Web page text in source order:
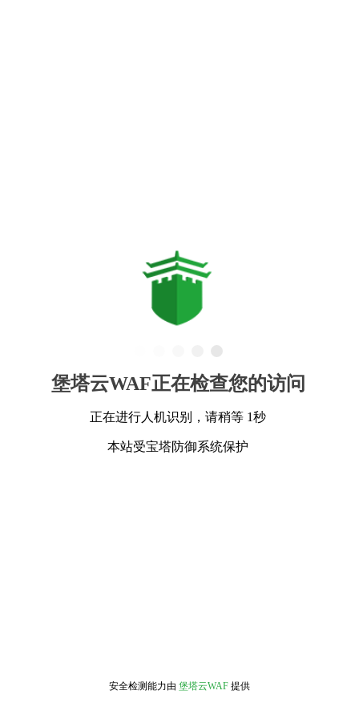
堡塔云WAF正在检查您的访问
正在进行人机识别，请稍等 1秒
本站受宝塔防御系统保护
安全检测能力由 堡塔云WAF 提供